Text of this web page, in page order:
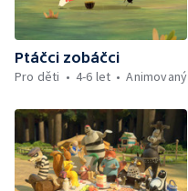
Ptáčci zobáčci
Pro děti
4-6 let Animovaný